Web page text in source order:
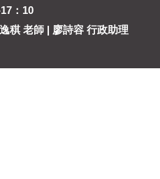
：10
稘 老師 | 廖詩容 行政助理